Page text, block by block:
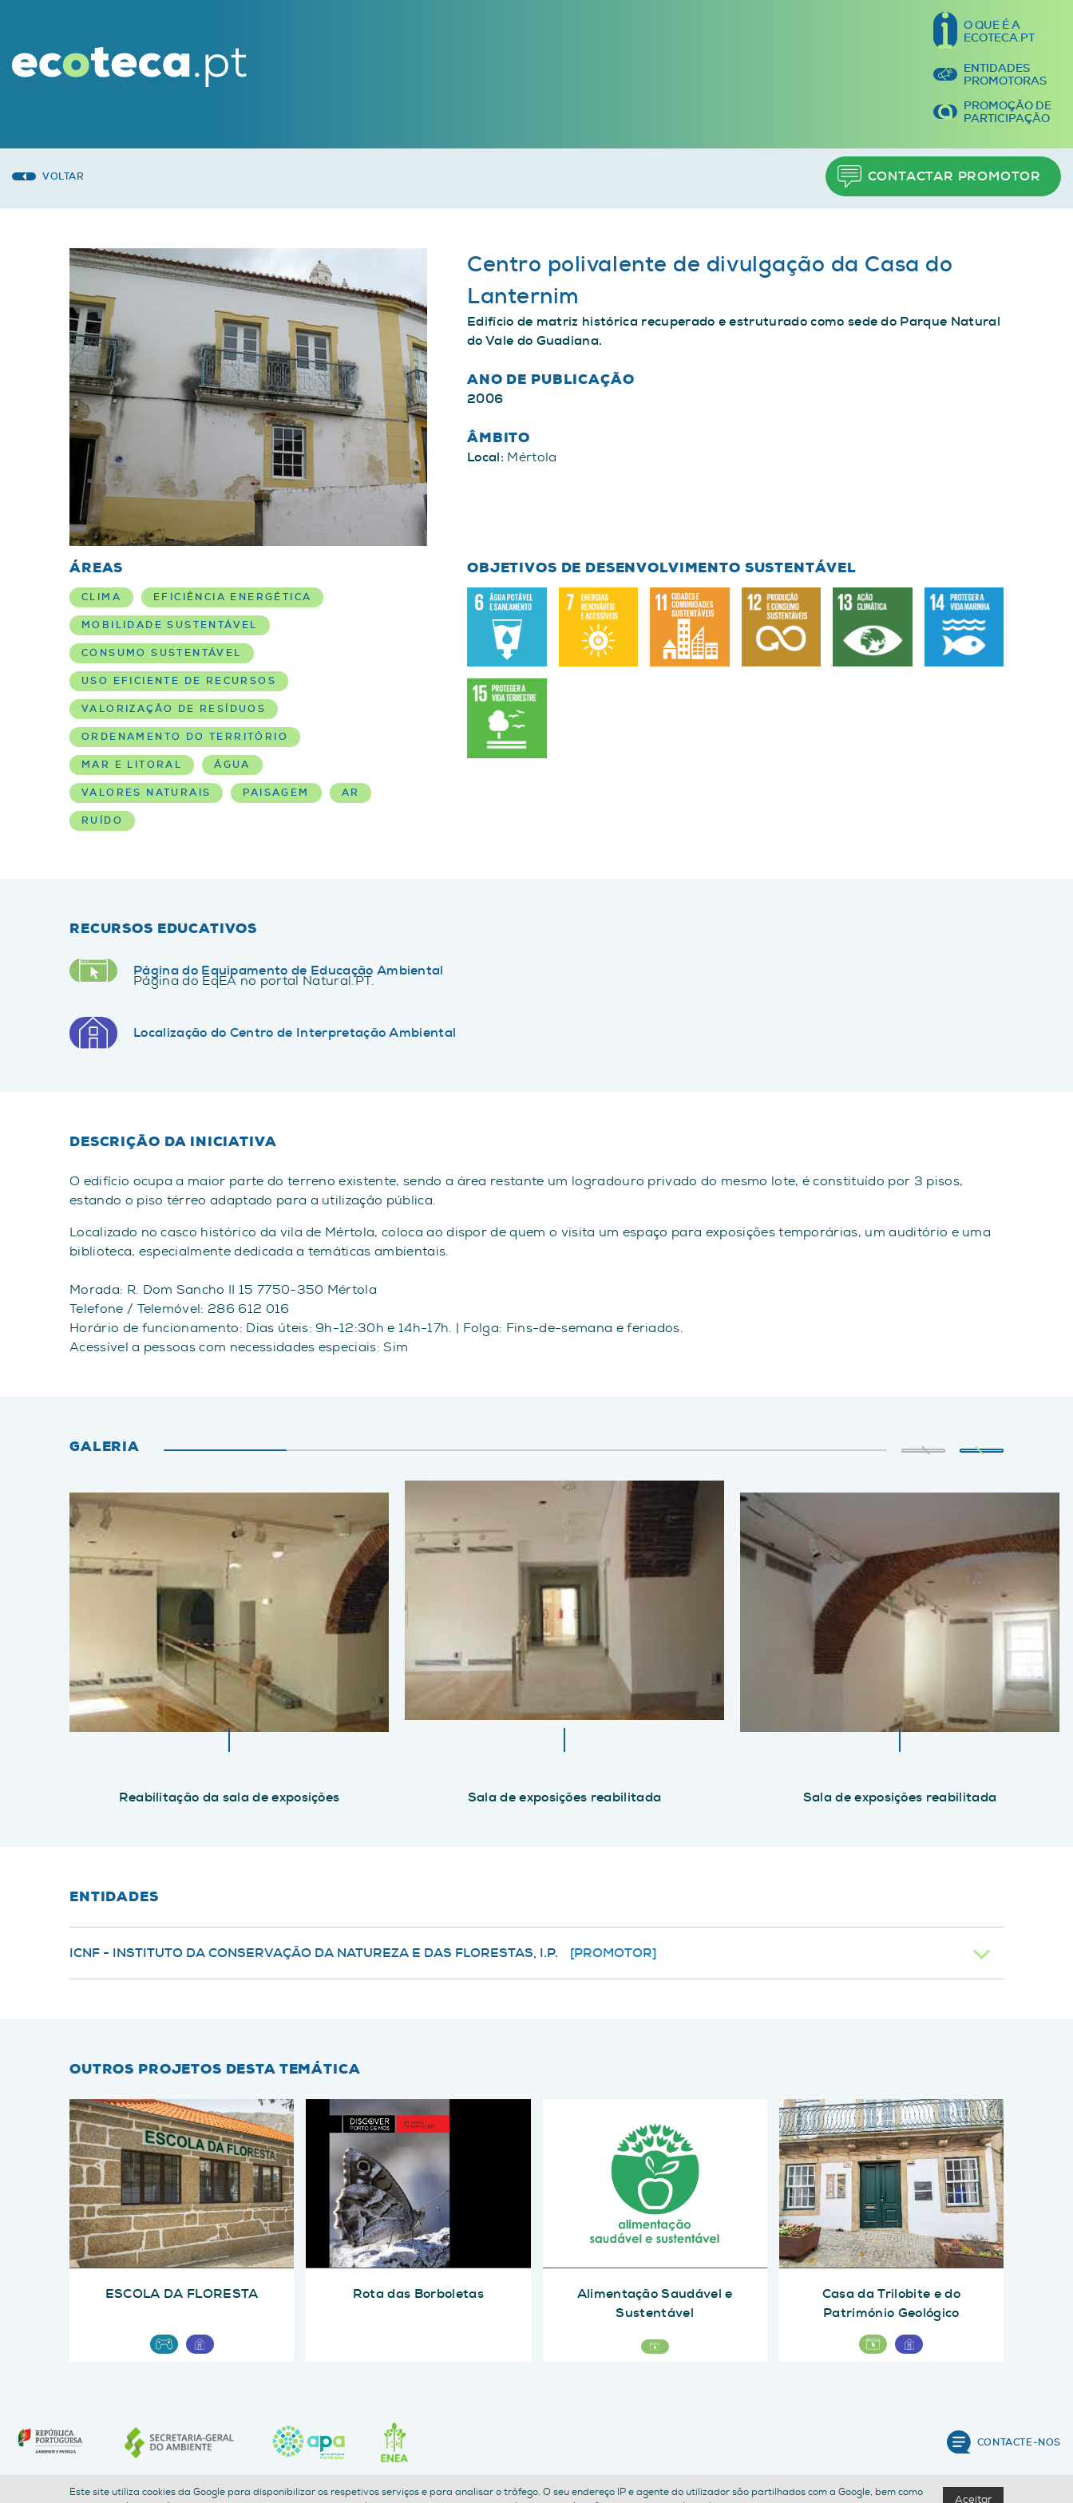
O QUE É A
ECOTECA.PT
ENTIDADES
PROMOTORAS
PROMOÇÃO DE
PARTICIPAÇÃO
VOLTAR CONTACTAR PROMOTOR
Centro polivalente de divulgação da Casa do
Lanternim
Edifício de matriz histórica recuperado e estruturado como sede do Parque Natural
do Vale do Guadiana.
ANO DE PUBLICAÇÃO
2006
ÂMBITO
Local: Mértola
ÁREAS
CLIMA EFICIÊNCIA ENERGÉTICA
MOBILIDADE SUSTENTÁVEL
CONSUMO SUSTENTÁVEL
USO EFICIENTE DE RECURSOS
VALORIZAÇÃO DE RESÍDUOS
ORDENAMENTO DO TERRITÓRIO
MAR E LITORAL ÁGUA
VALORES NATURAIS PAISAGEM AR
RUÍDO
OBJETIVOS DE DESENVOLVIMENTO SUSTENTÁVEL
RECURSOS EDUCATIVOS
Página do Equipamento de Educação Ambiental
Página do EqEA no portal Natural.PT.
Localização do Centro de Interpretação Ambiental
DESCRIÇÃO DA INICIATIVA
O edifício ocupa a maior parte do terreno existente, sendo a área restante um logradouro privado do mesmo lote, é constituído por 3 pisos,
estando o piso térreo adaptado para a utilização pública.
Localizado no casco histórico da vila de Mértola, coloca ao dispor de quem o visita um espaço para exposições temporárias, um auditório e uma
biblioteca, especialmente dedicada a temáticas ambientais.
Morada: R. Dom Sancho II 15 7750-350 Mértola
Telefone / Telemóvel: 286 612 016
Horário de funcionamento: Dias úteis: 9h-12:30h e 14h-17h. | Folga: Fins-de-semana e feriados.
Acessível a pessoas com necessidades especiais: Sim
GALERIA
Reabilitação da sala de exposições Sala de exposições reabilitada Sala de exposições reabilitada
ENTIDADES
ICNF - INSTITUTO DA CONSERVAÇÃO DA NATUREZA E DAS FLORESTAS, I.P. [PROMOTOR]
OUTROS PROJETOS DESTA TEMÁTICA
ESCOLA DA FLORESTA Rota das Borboletas
Alimentação Saudável e
Sustentável
Casa da Trilobite e do
Património Geológico
CONTACTE-NOS
POLÍTICA DE PRIVACIDADETERMOS E CONDIÇÕESACESSIBILIDADE
Este site utiliza cookies da Google para disponibilizar os respetivos serviços e para analisar o tráfego. O seu endereço IP e agente do utilizador são partilhados com a Google, bem como
Aceitar